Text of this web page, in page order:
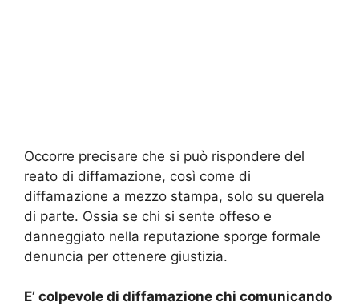
Occorre precisare che si può rispondere del
reato di diffamazione, così come di
diffamazione a mezzo stampa, solo su querela
di parte. Ossia se chi si sente offeso e
danneggiato nella reputazione sporge formale
denuncia per ottenere giustizia.
E’ colpevole di diffamazione chi comunicando